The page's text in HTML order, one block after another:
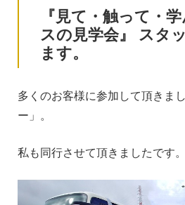
『見て・触って・
スの見学会』 スタ
ます。
多くのお客様に参加して頂きま
ー」。
私も同行させて頂きましたです。